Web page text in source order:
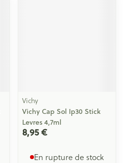
Vichy
Vichy Cap Sol Ip30 Stick
Levres 4,7ml
8,95 €
En rupture de stock